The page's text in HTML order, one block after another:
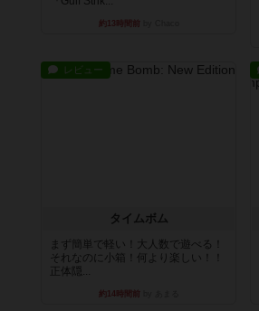
約13時間前
レビュー
タイムボム
まず簡単で軽い！大人数で遊べる！
それなのに小箱！何より楽しい！！
正体隠...
約14時間前